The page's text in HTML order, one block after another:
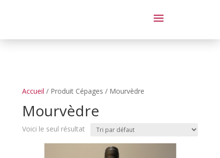
Accueil / Produit Cépages / Mourvèdre
Mourvèdre
Voici le seul résultat